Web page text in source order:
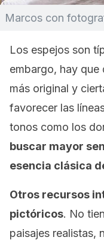
Marcos con
Los espejos son
embargo, hay que
más original y
favorecer las
tonos como los
buscar mayor
esencia clásica
Otros recursos
pictóricos. No
paisajes realistas,